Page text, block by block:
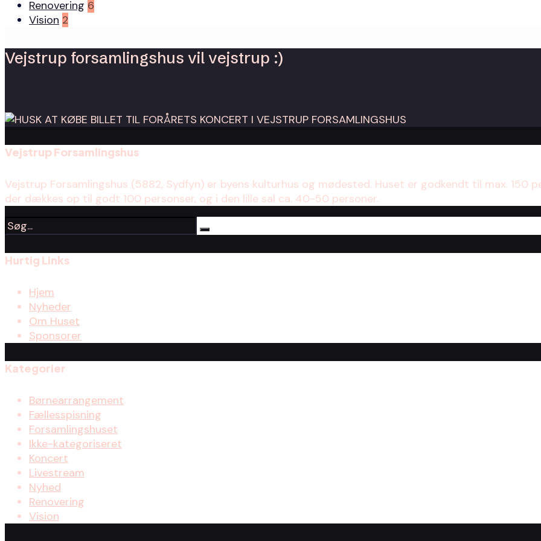
Renovering 6
Vision 2
Vejstrup forsamlingshus vil vejstrup :)
Vejstrup Forsamlingshus
Vejstrup Forsamlingshus (5882, Sydfyn) er byens kulturhus og mødested. Huset er godkendt til max. 150
der dækkes op til godt 100 personser, og i den lille sal ca. 40-50 personer.
Hurtig Links
Hjem
Nyheder
Om Huset
Sponsorer
Kategorier
Børnearrangement
Fællesspisning
Forsamlingshuset
Ikke-kategoriseret
Koncert
Livestream
Nyhed
Renovering
Vision